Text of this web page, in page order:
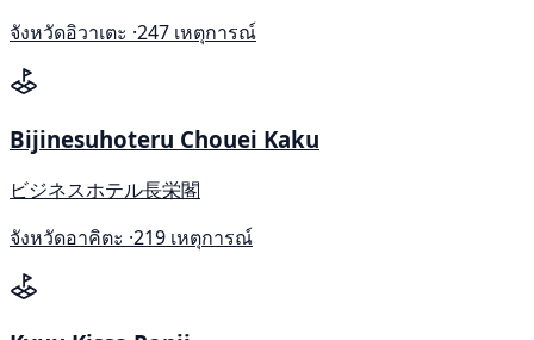
จังหวัดอิวาเตะ ·247 เหตุการณ์
Bijinesuhoteru Chouei Kaku
ビジネスホテル長栄閣
จังหวัดอาคิตะ ·219 เหตุการณ์